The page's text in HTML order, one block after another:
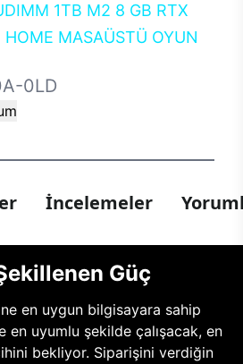
1TB M2 8 GB RTX
MASAÜSTÜ OYUN
0LD
İncelemeler
Güç
en uygun bilgisayara sahip
uyumlu şekilde çalışacak, en
bekliyor. Siparişini verdiğin